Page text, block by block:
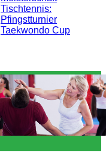
Tischtennis:
Pfingstturnier
Taekwondo Cup